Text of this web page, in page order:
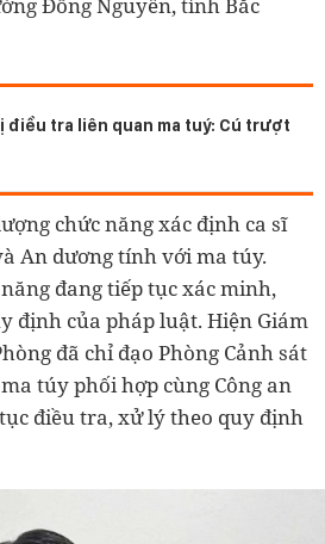
điều tra liên quan ma tuý: Cú trượt
chức năng xác định ca sĩ
An dương tính với ma túy.
đang tiếp tục xác minh,
định của pháp luật. Hiện Giám
đã chỉ đạo Phòng Cảnh sát
túy phối hợp cùng Công an
điều tra, xử lý theo quy định